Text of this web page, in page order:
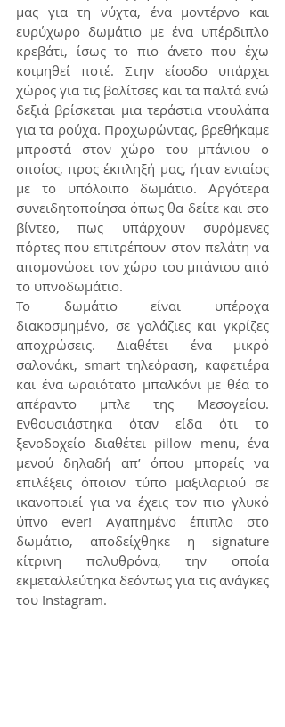
μας για τη νύχτα, ένα μοντέρνο και
ευρύχωρο δωμάτιο με ένα υπέρδιπλο
κρεβάτι, ίσως το πιο άνετο που έχω
κοιμηθεί ποτέ. Στην είσοδο υπάρχει
χώρος για τις βαλίτσες και τα παλτά ενώ
δεξιά βρίσκεται μια τεράστια ντουλάπα
για τα ρούχα. Προχωρώντας, βρεθήκαμε
μπροστά στον χώρο του μπάνιου ο
οποίος, προς έκπληξή μας, ήταν ενιαίος
με το υπόλοιπο δωμάτιο. Αργότερα
συνειδητοποίησα όπως θα δείτε και στο
βίντεο, πως υπάρχουν συρόμενες
πόρτες που επιτρέπουν στον πελάτη να
απομονώσει τον χώρο του μπάνιου από
το υπνοδωμάτιο.
Το δωμάτιο είναι υπέροχα
διακοσμημένο, σε γαλάζιες και γκρίζες
αποχρώσεις. Διαθέτει ένα μικρό
σαλονάκι, smart τηλεόραση, καφετιέρα
και ένα ωραιότατο μπαλκόνι με θέα το
απέραντο μπλε της Μεσογείου.
Ενθουσιάστηκα όταν είδα ότι το
ξενοδοχείο διαθέτει pillow menu, ένα
μενού δηλαδή απ’ όπου μπορείς να
επιλέξεις όποιον τύπο μαξιλαριού σε
ικανοποιεί για να έχεις τον πιο γλυκό
ύπνο ever! Αγαπημένο έπιπλο στο
δωμάτιο, αποδείχθηκε η signature
κίτρινη πολυθρόνα, την οποία
εκμεταλλεύτηκα δεόντως για τις ανάγκες
του Instagram.